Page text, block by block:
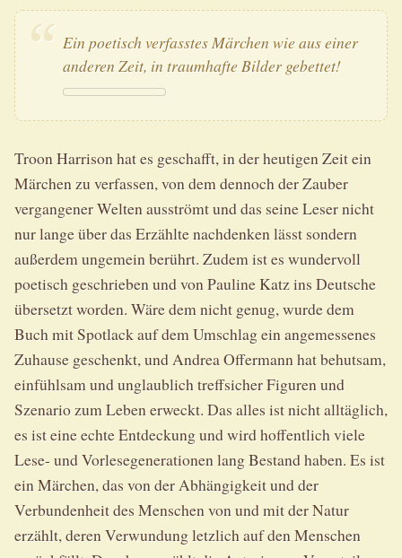
Ein poetisch verfasstes Märchen wie aus einer
anderen Zeit, in traumhafte Bilder gebettet!
Troon Harrison hat es geschafft, in der heutigen Zeit ein
Märchen zu verfassen, von dem dennoch der Zauber
vergangener Welten ausströmt und das seine Leser nicht
nur lange über das Erzählte nachdenken lässt sondern
außerdem ungemein berührt. Zudem ist es wundervoll
poetisch geschrieben und von Pauline Katz ins Deutsche
übersetzt worden. Wäre dem nicht genug, wurde dem
Buch mit Spotlack auf dem Umschlag ein angemessenes
Zuhause geschenkt, und Andrea Offermann hat behutsam,
einfühlsam und unglaublich treffsicher Figuren und
Szenario zum Leben erweckt. Das alles ist nicht alltäglich,
es ist eine echte Entdeckung und wird hoffentlich viele
Lese- und Vorlesegenerationen lang Bestand haben. Es ist
ein Märchen, das von der Abhängigkeit und der
Verbundenheit des Menschen von und mit der Natur
erzählt, deren Verwundung letzlich auf den Menschen